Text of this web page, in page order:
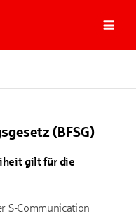
(BFSG)
gilt für die
S-Communication